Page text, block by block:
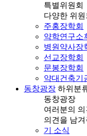
특별위원회
다양한 위
주홍장학회
약학연구소
병원약사장
선교장학회
문봉장학회
약대건축기
동창광장 하위분
동창광장
여러분의
의견을 남
기 소식